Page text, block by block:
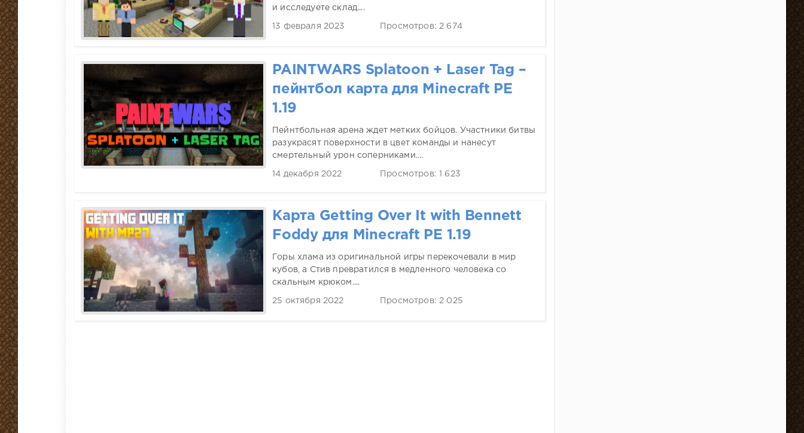
и исследуете склад....
13 февраля 2023 Просмотров: 2 674
PAINTWARS Splatoon + Laser Tag –
пейнтбол карта для Minecraft PE
1.19
Пейнтбольная арена ждет метких бойцов. Участники битвы
разукрасят поверхности в цвет команды и нанесут
смертельный урон соперниками....
14 декабря 2022 Просмотров: 1 623
Карта Getting Over It with Bennett
Foddy для Minecraft PE 1.19
Горы хлама из оригинальной игры перекочевали в мир
кубов, а Стив превратился в медленного человека со
скальным крюком....
25 октября 2022 Просмотров: 2 025